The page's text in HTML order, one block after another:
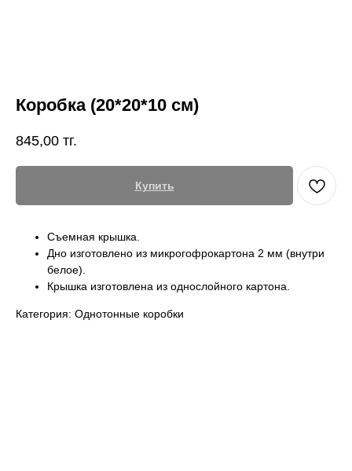
Коробка (20*20*10 см)
845,00 тг.
Купить
Съемная крышка.
Дно изготовлено из микрогофрокартона 2 мм (внутри
белое).
Крышка изготовлена из однослойного картона.
Категория: Однотонные коробки